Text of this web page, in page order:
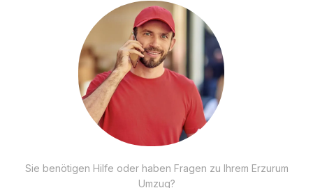
Sie benötigen Hilfe oder haben Fragen zu Ihrem Erzurum
Umzug?